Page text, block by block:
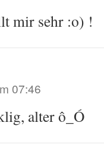
mir sehr :o) !
07:46
alter ô_Ó